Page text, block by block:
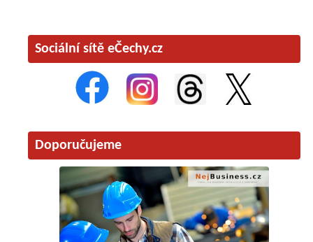
Sociální sítě eČechy.cz
Doporučujeme